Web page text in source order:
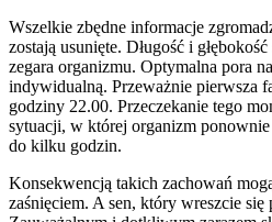
Wszelkie zbędne informacje
zostają usunięte. Długość i
zegara organizmu. Optymalna pora
indywidualną. Przeważnie pierwsza
godziny 22.00. Przeczekanie tego
sytuacji, w której organizm ponownie
do kilku godzin.
Konsekwencją takich zachowań
zaśnięciem. A sen, który wreszcie